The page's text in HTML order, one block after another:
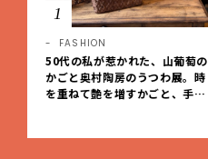
1
FASHION
50代の私が惹かれた、山葡萄の
かごと奥村陶房のうつわ展。時
を重ねて艶を増すかごと、手仕